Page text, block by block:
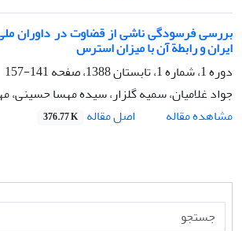
بررسی فرسودگی ناشی از قضاوت در داوران ملی
ایران و رابطة آن با میزان استرس
دوره 1، شماره 1، تابستان 1388، صفحه
141-157
جواد غلامیان، سمیه گلزار، سیده مهسا حسینی،
مشاهده مقاله
اصل مقاله 376.77 K